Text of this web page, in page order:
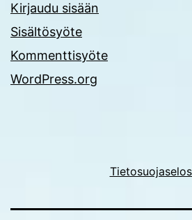
Kirjaudu sisään
Sisältösyöte
Kommenttisyöte
WordPress.org